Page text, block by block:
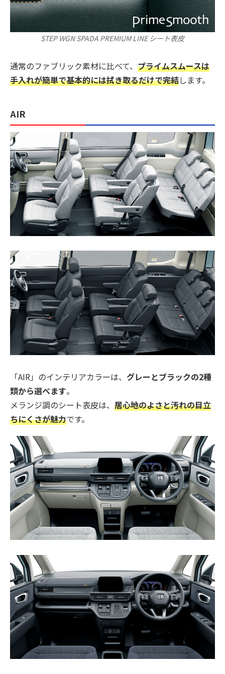
STEP WGN SPADA PREMIUM LINE シート表皮
通常のファブリック素材に比べて、 プライムスムースは
手入れが簡単で基本的には拭き取るだけで完結します。
AIR
「AIR」のインテリアカラーは、 グレーとブラックの2種
類から選べます。
メランジ調のシート表皮は、 居心地のよさと汚れの目立
ちにくさが魅力です。